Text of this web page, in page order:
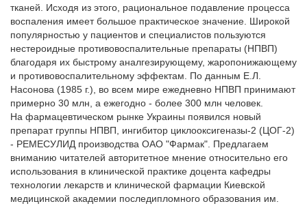
тканей. Исходя из этого, рациональное подавление процесса
воспаления имеет большое практическое значение. Широкой
популярностью у пациентов и специалистов пользуются
нестероидные противовоспалительные препараты (НПВП)
благодаря их быстрому аналгезирующему, жаропонижающему
и противовоспалительному эффектам. По данным Е.Л.
Насонова (1985 г.), во всем мире ежедневно НПВП принимают
примерно 30 млн, а ежегодно - более 300 млн человек.
На фармацевтическом рынке Украины появился новый
препарат группы НПВП, ингибитор циклооксигеназы-2 (ЦОГ-2)
- РЕМЕСУЛИД производства ОАО "Фармак". Предлагаем
вниманию читателей авторитетное мнение относительно его
использования в клинической практике доцента кафедры
технологии лекарств и клинической фармации Киевской
медицинской академии последипломного образования им.